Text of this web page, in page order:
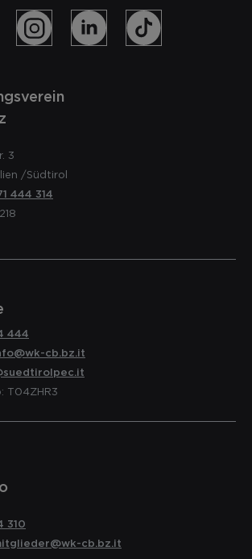
3
/Südtirol
444 314
444
cb.bz.it
T04ZHR3
310
cb.bz.it